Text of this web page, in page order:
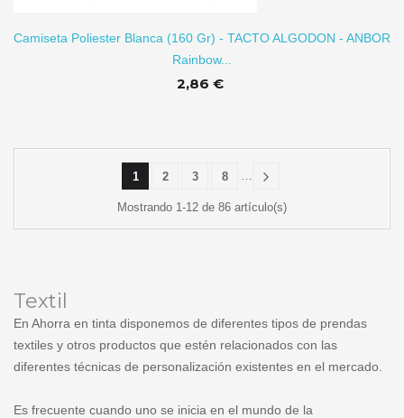
Camiseta Poliester Blanca (160 Gr) - TACTO ALGODON - ANBOR
Rainbow...
2,86 €
1 2 3 …
8
Mostrando 1-12 de 86 artículo(s)
Textil
En Ahorra en tinta disponemos de diferentes tipos de prendas
textiles y otros productos que estén relacionados con las
diferentes técnicas de personalización existentes en el mercado.
Es frecuente cuando uno se inicia en el mundo de la